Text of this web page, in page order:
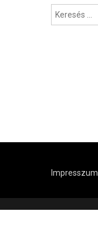
Keresés:
Impresszum